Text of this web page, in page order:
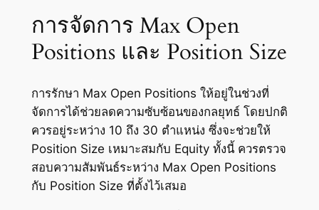
การจัดการ Max Open
Positions และ Position Size
การรักษา Max Open Positions ให้อยู่ในช่วงที่
จัดการได้ช่วยลดความซับซ้อนของกลยุทธ์ โดยปกติ
ควรอยู่ระหว่าง 10 ถึง 30 ตำแหน่ง ซึ่งจะช่วยให้
Position Size เหมาะสมกับ Equity ทั้งนี้ ควรตรวจ
สอบความสัมพันธ์ระหว่าง Max Open Positions
กับ Position Size ที่ตั้งไว้เสมอ